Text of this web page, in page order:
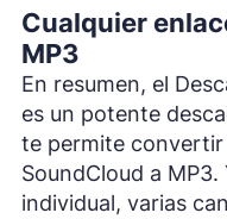
Cualquier
MP3
En resumen, el
es un potente
te permite convertir
SoundCloud a
individual, varias